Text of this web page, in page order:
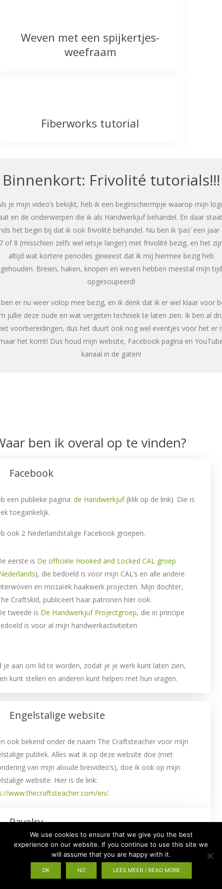
Weven met een spijkertjes-
weefraam
Fiberworks tutorial
Binnenkort: Frivolité tutorials!!!
je mijn video’s bekijkt, heb ik een beginschermpje waarop mijn
en de onderwerpen die ik als Handwerkjuf behandel. En daar
het begin bij dat ik ook frivolité behandel. Nu ben ik ‘pas’ een jaar
of 8 (misschien zelfs wel ietsje langer) met frivolité bezig, en het
altijd wat kortere periodes geweest dat ik mij hiermee bezig heb
gehouden. Breien, haken, knopen en weven hebben meestal mijn tijd
opgesoupeerd!
er nu weer volop mee bezig, en ik denk dat ik er wel klaar voor
jullie deze oude en wat vergeten techniek te laten zien. Ik ben al
voorbereidingen, dus het duurt ook nog wel eventjes voor het er
het komt! Dus houd mijn website, Facebook pagina en
kanaal in de gaten!
ben ik overal op te vinden?
Facebook
een publieke pagina: de Handwerkjuf (klik op de link). Die is
toegankelijk.
ook 2 Nederlandstalige Facebook groepen.
eerste is De officiële Hooked and Locked CAL groep
, die bedoeld is voor mijn CAL’s en alle andere
en mozaïek haakwerk projecten. Mijn dochter,
Craftskid, publiceert haar patronen hier ook.
tweede is De Handwerkjuf Projectgroep, die in principe
is voor al mijn handwerkactiviteiten
je aan om lid te worden, zodat je je werk kunt laten zien,
kunt stellen en anderen kunt helpen met hun vragen.
Engelstalige website
ook bekend onder de naam The Craftsteacher voor mijn
publiek. Alles wat ik op deze website doe (met
van mijn aloude breivideo’s), doe ik ook op mijn
website. Hier is de link:
www.thecraftsteacher.com/en/.
Ravelry
en e-books zijn op Ravelry verkrijgbaar. Op
vind je me onder de naam The Craftsteacher.Klik hier
patronen te zien.
We use cookies to ensure that we give you the best
experience on our website. If you continue to use this site we
will assume that you are happy with it.
OK NO LEES MEER / READ MORE